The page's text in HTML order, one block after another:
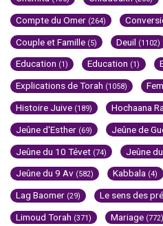
Compte du Omer (264)
Couple et Famille (5) Deuil (1102)
Education (1) Education (1)
Explications de Torah (1058)
Histoire Juive (189) Hochaana
Jeûne d'Esther (69) Jeûne de
Jeûne du 10 Tévet (74) Jeûne
Jeûne du 9 Av (582) Kabbala (4)
Lag Baomer (29) Le sens des
Limoud Torah (371) Mariage (772)